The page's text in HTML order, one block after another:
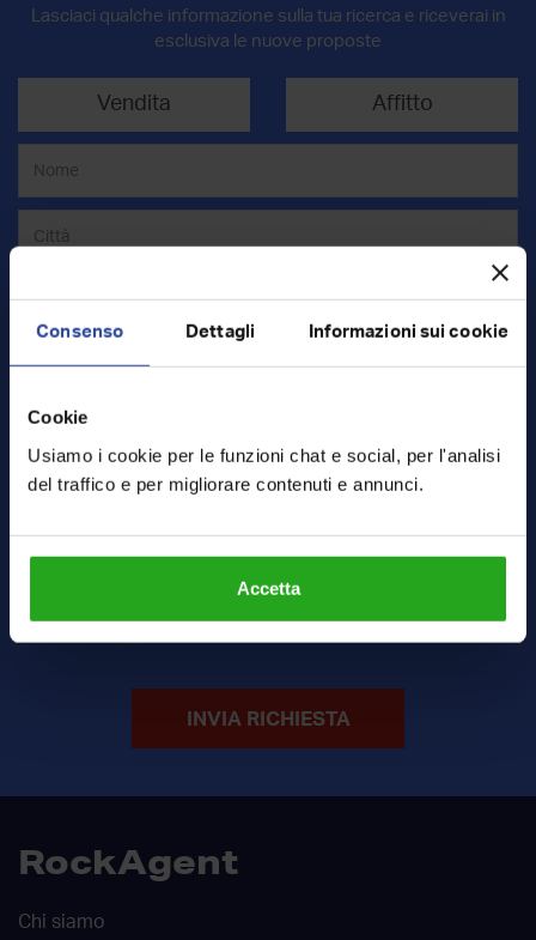
Consenso Dettagli Informazioni sui cookie
Cookie
Usiamo i cookie per le funzioni chat e social, per l'analisi
del traffico e per migliorare contenuti e annunci.
Accetta
Lasciaci qualche informazione sulla tua ricerca e riceverai in
esclusiva le nuove proposte
Vendita Affitto
INVIA RICHIESTA
RockAgent
Chi siamo